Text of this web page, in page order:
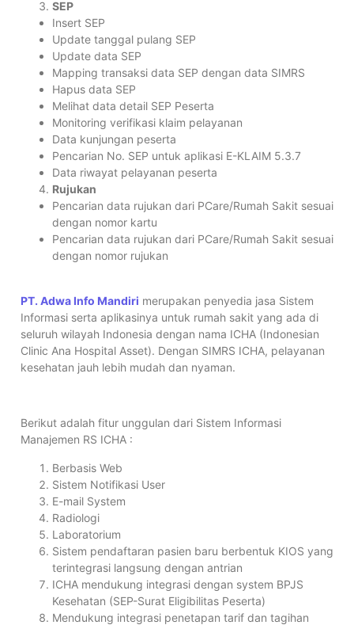
SEP
Insert SEP
Update tanggal pulang SEP
Update data SEP
Mapping transaksi data SEP dengan data SIMRS
Hapus data SEP
Melihat data detail SEP Peserta
Monitoring verifikasi klaim pelayanan
Data kunjungan peserta
Pencarian No. SEP untuk aplikasi E-KLAIM 5.3.7
Data riwayat pelayanan peserta
Rujukan
Pencarian data rujukan dari PCare/Rumah Sakit sesuai
dengan nomor kartu
Pencarian data rujukan dari PCare/Rumah Sakit sesuai
dengan nomor rujukan
PT. Adwa Info Mandiri merupakan penyedia jasa Sistem
Informasi serta aplikasinya untuk rumah sakit yang ada di
seluruh wilayah Indonesia dengan nama ICHA (Indonesian
Clinic Ana Hospital Asset). Dengan SIMRS ICHA, pelayanan
kesehatan jauh lebih mudah dan nyaman.
Berikut adalah fitur unggulan dari Sistem Informasi
Manajemen RS ICHA :
Berbasis Web
Sistem Notifikasi User
E-mail System
Radiologi
Laboratorium
Sistem pendaftaran pasien baru berbentuk KIOS yang
terintegrasi langsung dengan antrian
ICHA mendukung integrasi dengan system BPJS
Kesehatan (SEP-Surat Eligibilitas Peserta)
Mendukung integrasi penetapan tarif dan tagihan